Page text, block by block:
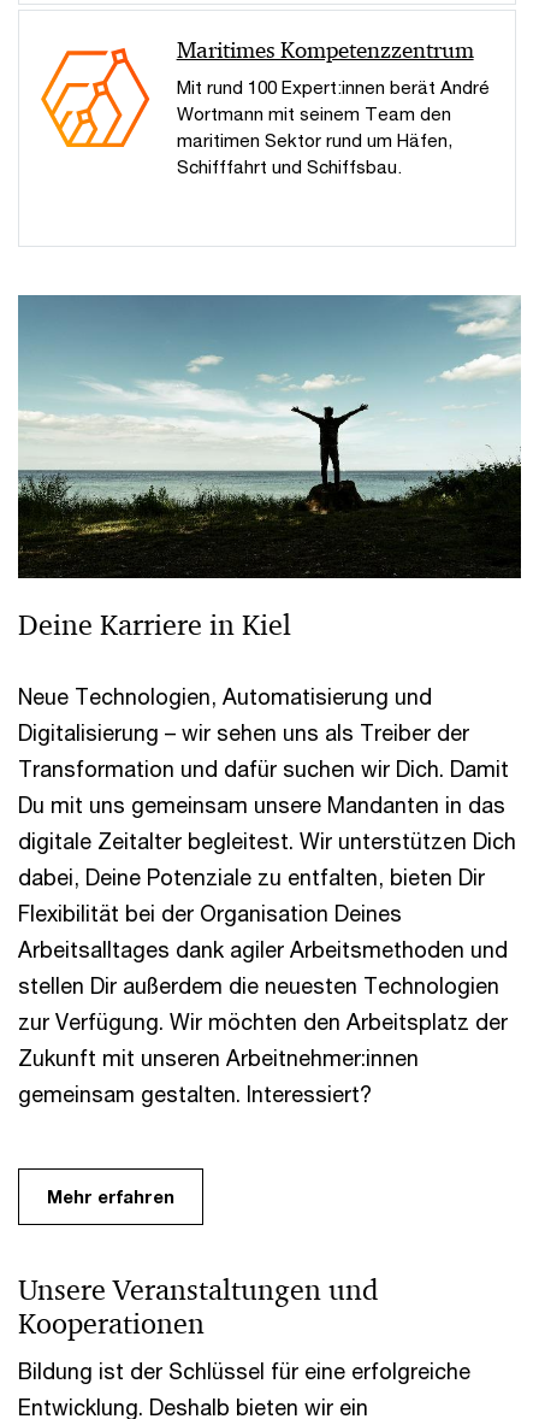
Maritimes Kompetenzzentrum
Mit rund 100 Expert:innen berät André
Wortmann mit seinem Team den
maritimen Sektor rund um Häfen,
Schifffahrt und Schiffsbau.
Deine Karriere in Kiel
Neue Technologien, Automatisierung und
Digitalisierung – wir sehen uns als Treiber der
Transformation und dafür suchen wir Dich. Damit
Du mit uns gemeinsam unsere Mandanten in das
digitale Zeitalter begleitest. Wir unterstützen Dich
dabei, Deine Potenziale zu entfalten, bieten Dir
Flexibilität bei der Organisation Deines
Arbeitsalltages dank agiler Arbeitsmethoden und
stellen Dir außerdem die neuesten Technologien
zur Verfügung. Wir möchten den Arbeitsplatz der
Zukunft mit unseren Arbeitnehmer:innen
gemeinsam gestalten. Interessiert?
Mehr erfahren
Unsere Veranstaltungen und
Kooperationen
Bildung ist der Schlüssel für eine erfolgreiche
Entwicklung. Deshalb bieten wir ein